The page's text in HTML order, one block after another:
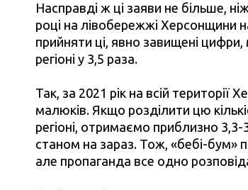
Насправді ж ці заяви не більше,
році на лівобережжі Херсонщини
прийняти ці, явно завищені
регіоні у 3,5 раза.
Так, за 2021 рік на всій території
малюків. Якщо розділити цю
регіоні, отримаємо приблизно
станом на зараз. Тож, «бебі-бум»
але пропаганда все одно